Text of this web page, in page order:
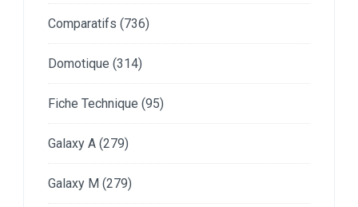
Comparatifs (736)
Domotique (314)
Fiche Technique (95)
Galaxy A (279)
Galaxy M (279)